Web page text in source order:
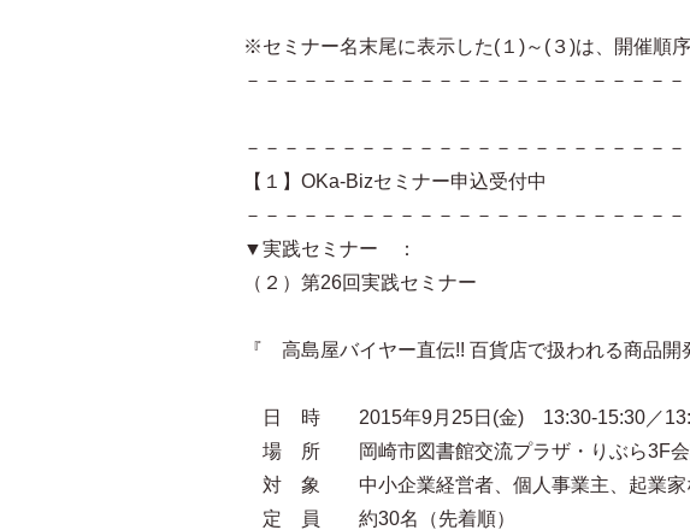
※セミナー名末尾に表示した(１)～(３)は、開催順序
－－－－－－－－－－－－－－－－－－－－－－－
－－－－－－－－－－－－－－－－－－－－－－－
【１】OKa-Bizセミナー申込受付中
－－－－－－－－－－－－－－－－－－－－－－－
▼実践セミナー ：
（２）第26回実践セミナー
『 高島屋バイヤー直伝!! 百貨店で扱われる商品開
日 時 2015年9月25日(金) 13:30-15:30／
場 所 岡崎市図書館交流プラザ・りぶら3F会
対 象 中小企業経営者、個人事業主、起業家
定 員 約30名（先着順）